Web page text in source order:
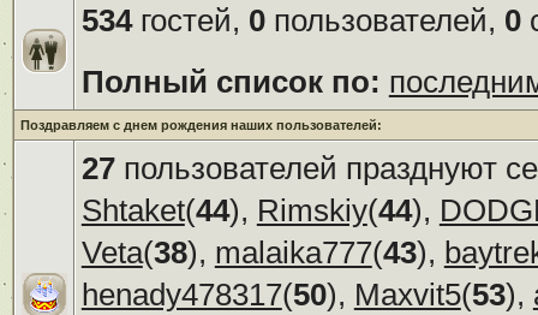
534гостей, 0пользователей, 0
Полный список по:
Поздравляем с днем рождения наших пользователей:
27пользователей празднуют
Shtaket(44), Rimskiy(44),
Veta(38), malaika777(43),
henady478317(50), Maxvit5(53),